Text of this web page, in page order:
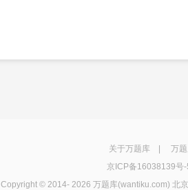
关于万题库| 万
京ICP备16038139号-
Copyright © 2014- 2026 万题库(wantiku.com)